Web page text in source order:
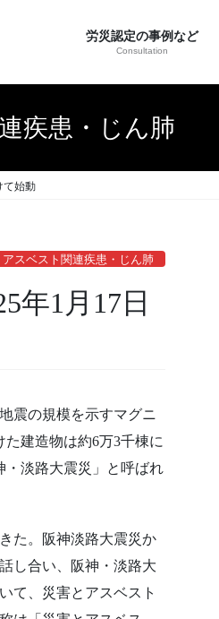
労災認定の事例など
Consultation
疾患・じん肺
て始動
アスベスト関連疾患・じん肺
年1月17日
震の規模を示すマグニ
建造物は約6万3千棟に
・淡路大震災」と呼ばれ
た。阪神淡路大震災か
し合い、阪神・淡路大
て、災害とアスベスト